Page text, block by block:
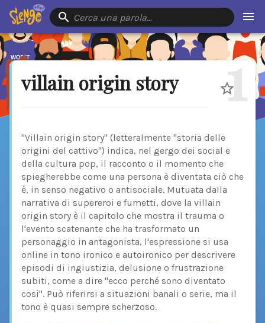
Cerca una parola…
villain origin story 1
"Villain origin story" (letteralmente "storia delle
origini del cattivo") indica, nel gergo dei social e
della cultura pop, il racconto o il momento che
spiegherebbe come una persona è diventata ciò che
è, in senso negativo o antisociale. Mutuata dalla
narrativa di supereroi e fumetti, dove la villain
origin story è il capitolo che mostra il trauma o
l'evento scatenante che ha trasformato un
personaggio in antagonista, l'espressione si usa
online in tono ironico e autoironico per descrivere
episodi di ingiustizia, delusione o frustrazione
subiti, come a dire "ecco perché sono diventato
così". Può riferirsi a situazioni banali o serie, ma il
tono è quasi sempre scherzoso.